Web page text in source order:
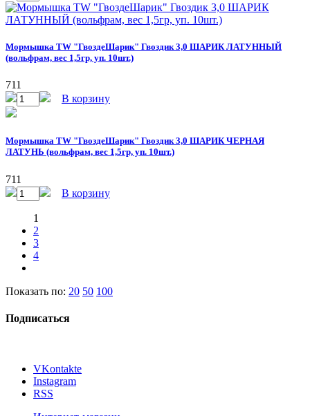
Мормышка TW "ГвоздеШарик" Гвоздик 3,0 ШАРИК ЛАТУННЫЙ
(вольфрам, вес 1,5гр, уп. 10шт.)
711
В корзину
Мормышка TW "ГвоздеШарик" Гвоздик 3,0 ШАРИК ЧЕРНАЯ
ЛАТУНЬ (вольфрам, вес 1,5гр, уп. 10шт.)
711
В корзину
1
2
3
4
Показать по: 20 50 100
Подписаться
VKontakte
Instagram
RSS